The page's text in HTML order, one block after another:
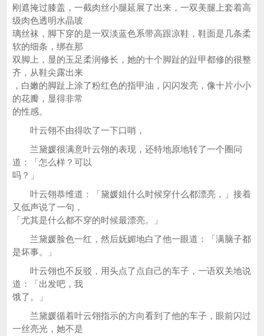
刚遮掩过膝盖，一截肉丝小腿延展了出来，一双美腿上套着高
级肉色透明水晶玻
璃丝袜，脚下穿的是一双淡蓝色系带高跟凉鞋，鞋面是几条柔
软的细条，绑在那
双脚上，显的玉足柔润修长，她的十个脚趾的趾甲都修的很整
齐，从鞋尖露出来
，白嫩的脚趾上涂了粉红色的指甲油，闪闪发亮，像十片小小
的花瓣，显得非常
的性感。
叶云翎不由得吹了一下口哨，
兰黛媛很满意叶云翎的表现，还特地原地转了一个圈问
道：「怎么样？可以
吗？」
叶云翎恭维道：「黛媛姐什么时候穿什么都漂亮，」接着
又低声说了一句，
「尤其是什么都不穿的时候最漂亮。」
兰黛媛脸色一红，然后妩媚地白了他一眼道：「满脑子都
是坏事。」
叶云翎也不反驳，用头点了点自己的车子，一语双关地说
道：「出发吧，我
饿了。」
兰黛媛循着叶云翎指示的方向看到了他的车子，眼前闪过
一丝亮光，她不是